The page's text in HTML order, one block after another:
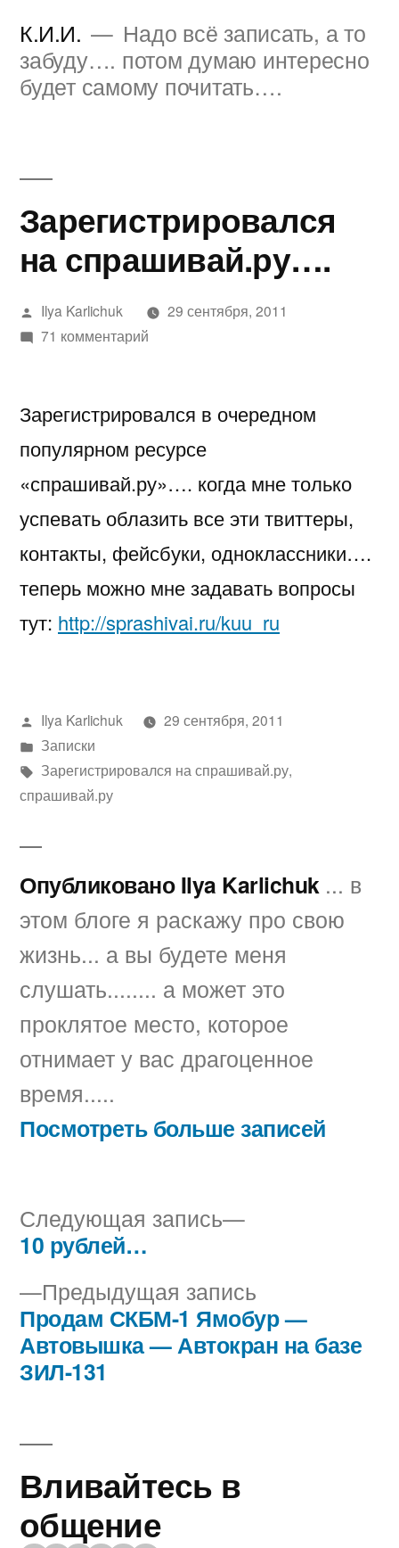
содержимому
К.И.И.
Надо всё записать, а то
забуду…. потом думаю интересно
будет самому почитать….
Зарегистрировался
на спрашивай.ру….
Написано
автором
Ilya Karlichuk
29 сентября, 2011
71 комментарийк
на
Зарегистрировался в очередном
популярном ресурсе
«спрашивай.ру»…. когда мне только
успевать облазить все эти твиттеры,
контакты, фейсбуки, одноклассники….
теперь можно мне задавать вопросы
тут: http://sprashivai.ru/kuu_ru
Написано
автором
Ilya Karlichuk
29 сентября, 2011
Написано
в
Записки
Метки:
Зарегистрировался на спрашивай.ру,
спрашивай.ру
Опубликовано Ilya Karlichuk ... в
этом блоге я раскажу про свою
жизнь... а вы будете меня
слушать........ а может это
проклятое место, которое
отнимает у вас драгоценное
время.....
Посмотреть больше записей
Навигация
по
записям
Предыдущая запись
запись:
Продам СКБМ-1 Ямобур —
Автовышка — Автокран на базе
ЗИЛ-131
Следующая запись
Следующая
10 рублей…
Вливайтесь в
общение